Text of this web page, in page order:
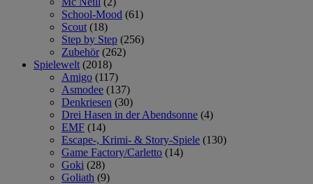
School-Mood (61)
Scout (18)
Step by Step (256)
Zubehör (262)
Spielewelt (2018)
Amigo (117)
Asmodee (137)
Denkriesen (30)
Drei Hasen in der Abendsonne (4)
EMF (14)
Escape-, Krimi- & Story-Spiele (130)
Game Factory/Carletto (14)
Goki (28)
Goliath (9)